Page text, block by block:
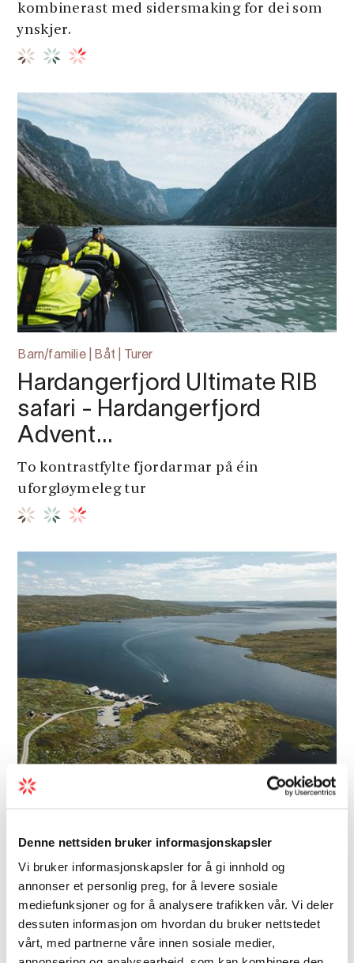
Denne nettsiden bruker informasjonskapsler
Vi bruker informasjonskapsler for å gi innhold og
annonser et personlig preg, for å levere sosiale
mediefunksjoner og for å analysere trafikken vår. Vi deler
dessuten informasjon om hvordan du bruker nettstedet
vårt, med partnerne våre innen sosiale medier,
kombinerast med sidersmaking for dei som
ynskjer.
Barn/familie | Båt | Turer
Hardangerfjord Ultimate RIB
safari - Hardangerfjord
Advent…
To kontrastfylte fjordarmar på éin
uforgløymeleg tur
Halnekongen
Kombiner fjellturen med båttur. RIB-båten
Halnekongen tilbyr skyss frå Halne Fjellstugu
(lokalisert ved rv7) 13 km inn på
Hardangervidda fjellplatå.